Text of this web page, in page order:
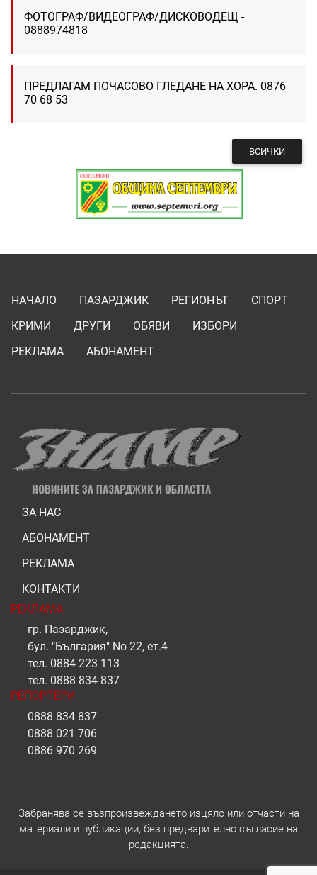
ФОТОГРАФ/ВИДЕОГРАФ/ДИСКОВОДЕЩ -
0888974818
ПРЕДЛАГАМ ПОЧАСОВО ГЛЕДАНЕ НА ХОРА. 0876
70 68 53
ВСИЧКИ
НАЧАЛО ПАЗАРДЖИК РЕГИОНЪТ
СПОРТ
КРИМИ
ДРУГИ ОБЯВИ
ИЗБОРИ
РЕКЛАМА
АБОНАМЕНТ
ЗА НАС
АБОНАМЕНТ
РЕКЛАМА
КОНТАКТИ
РЕКЛАМА
гр. Пазарджик,
бул. "България" No 22, ет.4
тел. 0884 223 113
тел. 0888 834 837
РЕПОРТЕРИ
0888 834 837
0888 021 706
0886 970 269
Забранява се възпроизвеждането изцяло или отчасти на
материали и публикации, без предварително съгласие на
редакцията.